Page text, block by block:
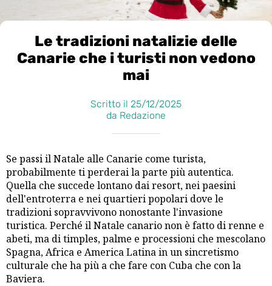
Le tradizioni natalizie delle
Canarie che i turisti non vedono
mai
Scritto il 25/12/2025
da Redazione
Se passi il Natale alle Canarie come turista,
probabilmente ti perderai la parte più autentica.
Quella che succede lontano dai resort, nei paesini
dell'entroterra e nei quartieri popolari dove le
tradizioni sopravvivono nonostante l'invasione
turistica. Perché il Natale canario non è fatto di renne e
abeti, ma di timples, palme e processioni che mescolano
Spagna, Africa e America Latina in un sincretismo
culturale che ha più a che fare con Cuba che con la
Baviera.